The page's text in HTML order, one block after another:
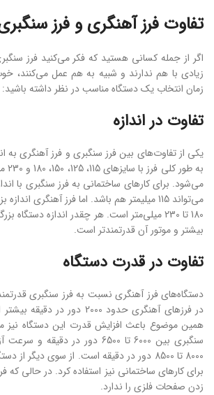
تفاوت فرز آهنگری و فرز
اگر از جمله کسانی هستید که فکر می‌کنید فرز
زیادی با هم ندارند و شبیه به هم عمل می‌کنند،
زمان انتخاب یک دستگاه مناسب در نظر داشته باشید:
تفاوت در اندازه
یکی از تفاوت‌های بین فرز سنگبری و فرز آهنگری به
می‌شود. برای کارهای ساختمانی به فرز سنگبری با
می‌تواند 115 میلیمتر هم باشد. اما فرز آهنگری
180 تا 230 میلی‌متر است. هر چقدر اندازه
بیشتر و موتور آن قدرتمندتر است.
تفاوت در قدرت دستگاه
دستگاه‌های فرز آهنگری نسبت به فرز سنگبری
در فرزهای آهنگری حدود 2000
همین موضوع باعث افزایش قدرت این دستگاه نیز
سنگبری بین 6000 تا 6500 دور در
8000 تا 8500 دور در دقیقه است. از سوی دیگر
برای کارهای ساختمانی نیز استفاده کرد. در حالی که
زدن صفحات فلزی را ندارد.